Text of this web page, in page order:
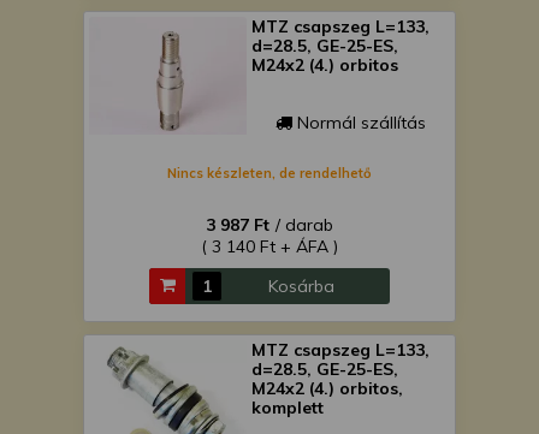
MTZ csapszeg L=133,
d=28.5, GE-25-ES,
M24x2 (4.) orbitos
Normál szállítás
Nincs készleten, de rendelhető
3 987 Ft / darab
( 3 140 Ft + ÁFA )
Kosárba
MTZ csapszeg L=133,
d=28.5, GE-25-ES,
M24x2 (4.) orbitos,
komplett